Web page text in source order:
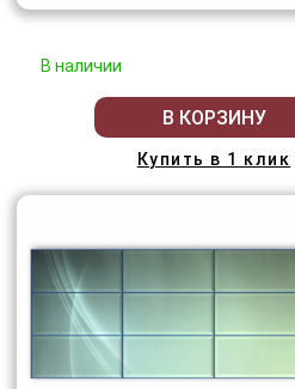
В наличии
В КОРЗИНУ
Купить в 1 клик